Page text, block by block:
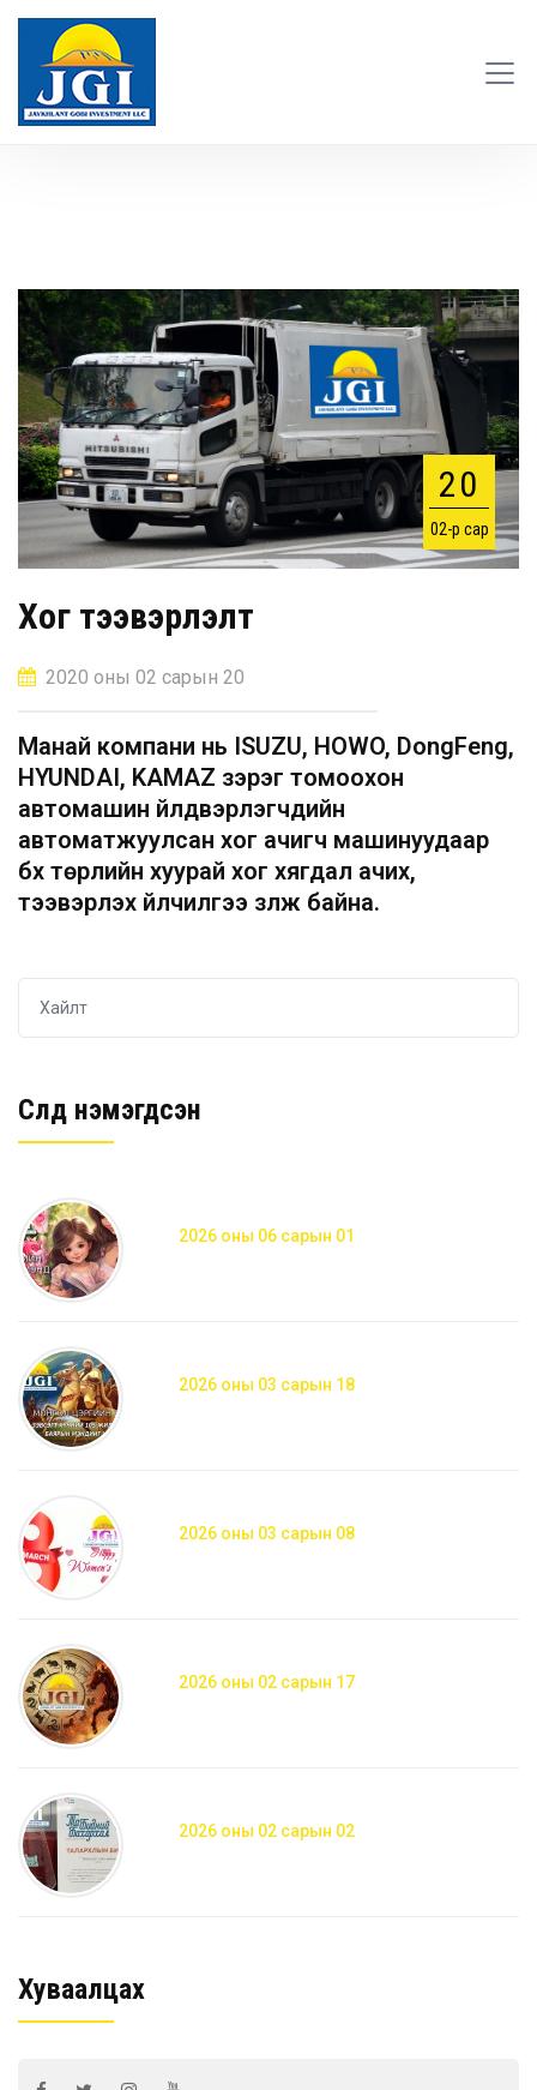
20
02-р сар
Хог тээвэрлэлт
2020 оны 02 сарын 20
Манай компани нь ISUZU, HOWO, DongFeng,
HYUNDAI, KAMAZ зэрэг томоохон
автомашин үйлдвэрлэгчдийн
автоматжуулсан хог ачигч машинуудаар
бүх төрлийн хуурай хог хягдал ачих,
тээвэрлэх үйлчилгээ үзүүлж байна.
Сүүлд нэмэгдсэн
2026 оны 06 сарын 01
2026 оны 03 сарын 18
2026 оны 03 сарын 08
2026 оны 02 сарын 17
2026 оны 02 сарын 02
Хуваалцах